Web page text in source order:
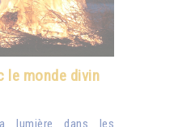
le monde divin
lumière dans les